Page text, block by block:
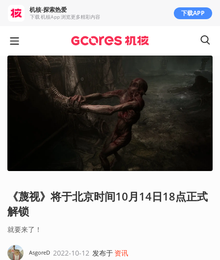
《蔑视》将于北京时间10月14日18点正式
解锁
就要来了！
AsgoreD 2022-10-12 发布于 资讯
机核-探索热爱
下载 机核App 浏览更多精彩内容 下载APP